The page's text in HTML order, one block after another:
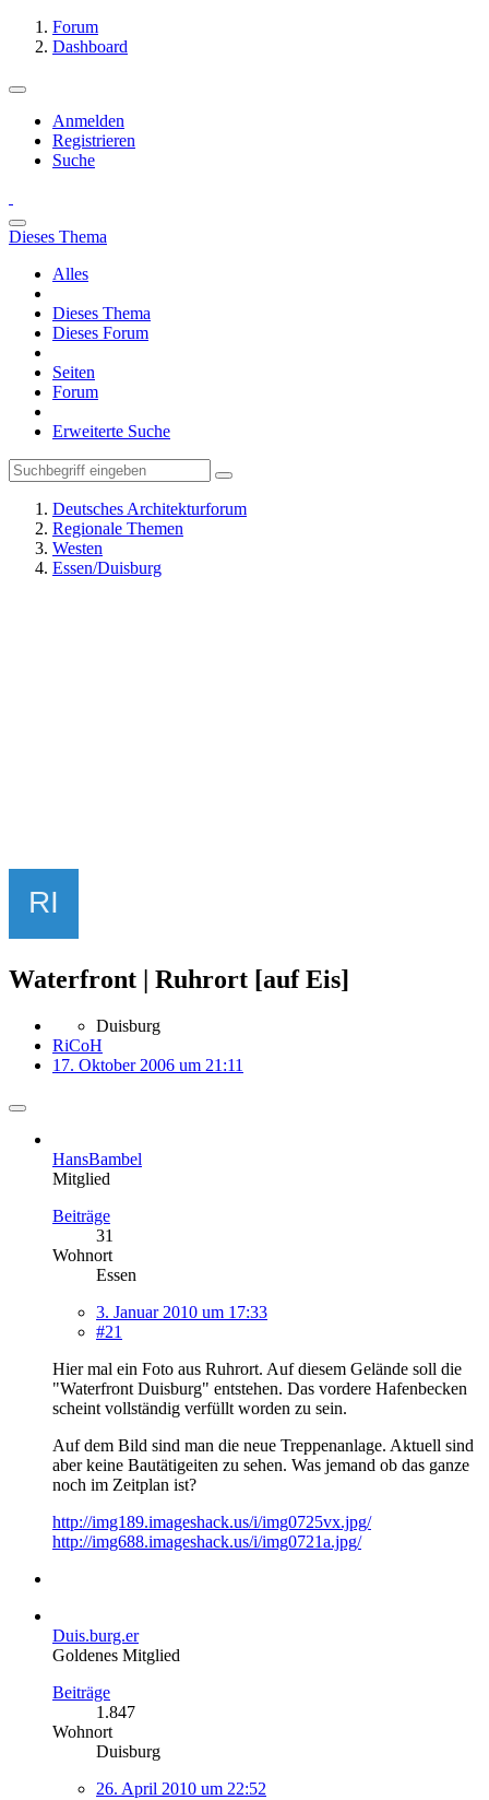
Forum
Dashboard
Anmelden
Registrieren
Suche
Dieses Thema
Alles
Dieses Thema
Dieses Forum
Seiten
Forum
Erweiterte Suche
Deutsches Architekturforum
Regionale Themen
Westen
Essen/Duisburg
Waterfront | Ruhrort [auf Eis]
Duisburg
RiCoH
17. Oktober 2006 um 21:11
HansBambel
Mitglied
Beiträge
31
Wohnort
Essen
3. Januar 2010 um 17:33
#21
Hier mal ein Foto aus Ruhrort. Auf diesem Gelände soll die
"Waterfront Duisburg" entstehen. Das vordere Hafenbecken
scheint vollständig verfüllt worden zu sein.
Auf dem Bild sind man die neue Treppenanlage. Aktuell sind
aber keine Bautätigeiten zu sehen. Was jemand ob das ganze
noch im Zeitplan ist?
http://img189.imageshack.us/i/img0725vx.jpg/
http://img688.imageshack.us/i/img0721a.jpg/
Duis.burg.er
Goldenes Mitglied
Beiträge
1.847
Wohnort
Duisburg
26. April 2010 um 22:52